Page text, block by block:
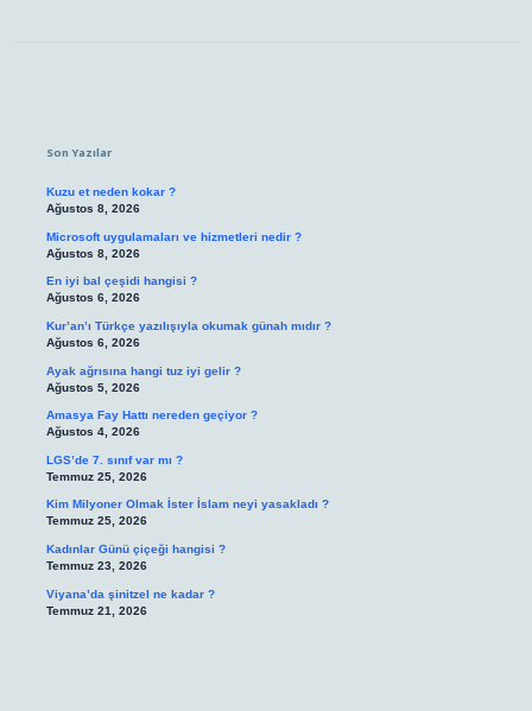
Son Yazılar
Kuzu et neden kokar ?
Ağustos 8, 2026
Microsoft uygulamaları ve hizmetleri nedir ?
Ağustos 8, 2026
En iyi bal çeşidi hangisi ?
Ağustos 6, 2026
Kur’an’ı Türkçe yazılışıyla okumak günah mıdır ?
Ağustos 6, 2026
Ayak ağrısına hangi tuz iyi gelir ?
Ağustos 5, 2026
Amasya Fay Hattı nereden geçiyor ?
Ağustos 4, 2026
LGS’de 7. sınıf var mı ?
Temmuz 25, 2026
Kim Milyoner Olmak İster İslam neyi yasakladı ?
Temmuz 25, 2026
Kadınlar Günü çiçeği hangisi ?
Temmuz 23, 2026
Viyana’da şinitzel ne kadar ?
Temmuz 21, 2026